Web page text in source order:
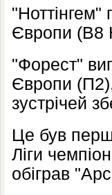
"Ноттінгем"
Європи (В8
"Форест"
Європи
зустрічей
Це був
Ліги
обіграв